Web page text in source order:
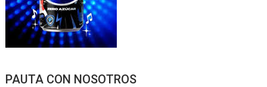
PAUTA CON NOSOTROS